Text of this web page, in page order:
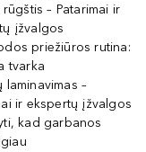
– Patarimai ir
įžvalgos
priežiūros rutina:
tvarka
laminavimas –
ir ekspertų įžvalgos
kad garbanos